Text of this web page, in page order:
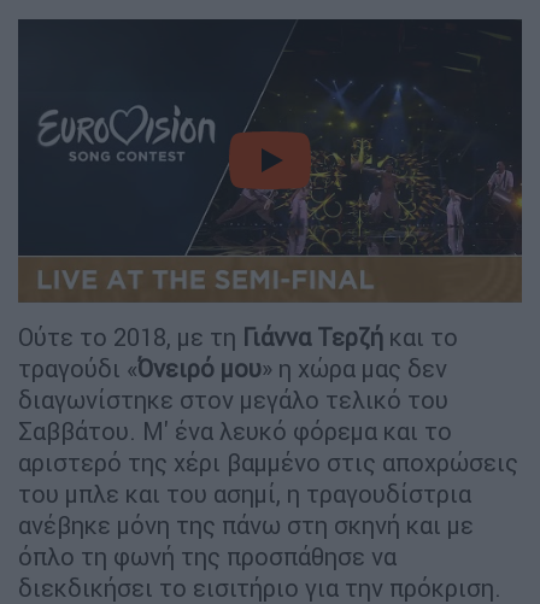
video
Ούτε το 2018, με τη Γιάννα Τερζή και το
τραγούδι «Όνειρό μου» η χώρα μας δεν
διαγωνίστηκε στον μεγάλο τελικό του
Σαββάτου. M' ένα λευκό φόρεμα και το
αριστερό της χέρι βαμμένο στις αποχρώσεις
του μπλε και του ασημί, η τραγουδίστρια
ανέβηκε μόνη της πάνω στη σκηνή και με
όπλο τη φωνή της προσπάθησε να
διεκδικήσει το εισιτήριο για την πρόκριση.